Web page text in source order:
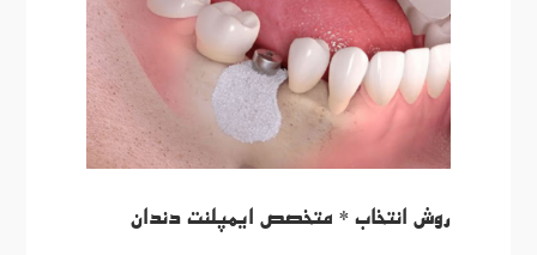
روش انتخاب * متخصص ایمپلنت دندان